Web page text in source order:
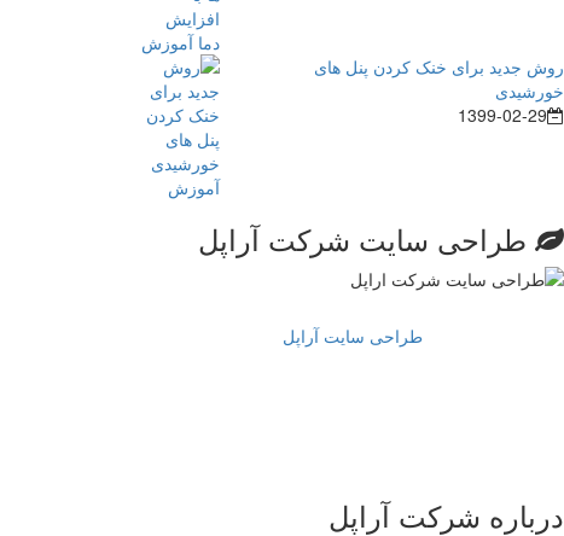
روش جدید برای خنک کردن پنل های
خورشیدی
1399-02-29
طراحی سایت شرکت آراپل
طراحی سایت آراپل
درباره شرکت آراپل